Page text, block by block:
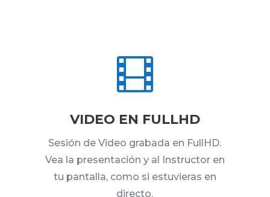

VIDEO EN FULLHD
Sesión de Video grabada en FullHD.
Vea la presentación y al Instructor en
tu pantalla, como si estuvieras en
directo.